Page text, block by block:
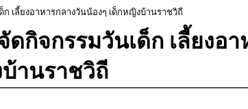
เลี้ยงอาหารกลางวันน้องๆ เด็กหญิงบ้านราชวิถี
กิจกรรมวันเด็ก เลี้ยงอา
านราชวิถี